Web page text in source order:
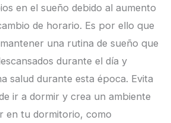
en el sueño debido al aumento
de horario. Es por ello que
una rutina de sueño que
durante el día y
salud durante esta época. Evita
ir a dormir y crea un ambiente
en tu dormitorio, como